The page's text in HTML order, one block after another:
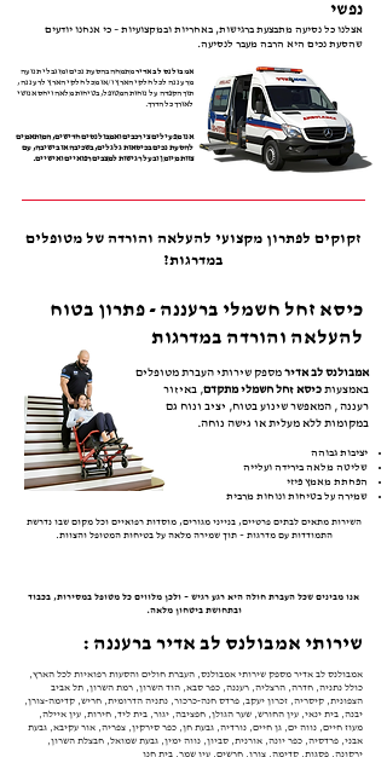
נפשי
אצלנו כל נסיעה מתבצעת ברגישות, באחריות ובמקצועיות – כי אנחנו יודעים
שהסעת נכים היא הרבה מעבר לנסיעה.
אמבולנס לב אדירמתמחה בהסעת נכים ומוגבלי תנועה
מרעננה לכל חלקי הארץ ו/או מכל חלקי הארץ לרעננה ,
תוך הקפדה על נוחות המטופל, בטיחות מלאה ויחס אנושי
לאורך כל הדרך.
אנו מפעילים צי רכבים ואמבולנסים חדישים, המותאמים
להסעת נכים בכיסאות גלגלים, בשכיבה או בישיבה, עם
צוות מיומן ובעל רגישות למצבים רפואיים ואישיים.
זקוקים לפתרון מקצועי להעלאה והורדה של מטופלים
במדרגות?
כיסא זחל חשמלי ברעננה - פתרון בטוח
להעלאה והורדה במדרגות
אמבולנס לב אדיר מספק שירותי העברת מטופלים
באמצעות כיסא זחל חשמלי מתקדם, באיזור
רעננה , המאפשר שינוע בטוח, יציב ונוח גם
במקומות ללא מעלית או גישה נוחה.
יציבות גבוהה
שליטה מלאה בירידה ועלייה
הפחתת מאמץ פיזי
שמירה על בטיחות ונוחות מרבית
השירות מתאים לבתים פרטיים, בנייני מגורים, מוסדות רפואיים וכל מקום שבו נדרשת
התמודדות עם מדרגות – תוך שמירה מלאה על בטיחות המטופל והצוות.
אנו מבינים שכל העברת חולה היא רגע רגיש – ולכן מלווים כל מטופל במסירות, בכבוד
ובתחושת ביטחון מלאה.
שירותי אמבולנס לב אדיר ברעננה :
אמבולנס לב אדיר מספק שירותי אמבולנס, העברת חולים והסעות רפואיות לכל הארץ,
כולל נתניה, חדרה, הרצליה, רעננה, כפר סבא, הוד השרון, רמת השרון, תל אביב
הצפונית, קיסריה, זכרון יעקב, פרדס חנה-כרכור, נתניה הדרומית, חריש, קדימה-צורן,
יבנה, בית ינאי, עין החורש, שער הגולן, חפציבה, יגור, בית ליד, חירות, עין איילה,
מעוז חיים, נווה ים, גן חיים, נורדיה, גבעת חן, כפר סירקין, צפריה, אור עקיבא, גבעת
אבני, פרדסיה, כפר יונה, אורנית, סביון, נווה ימין, גבעת שמואל, חבצלת השרון,
ירקונה, פסגות, קדימה, צורן, חרשים, עין שמר, בית חנן